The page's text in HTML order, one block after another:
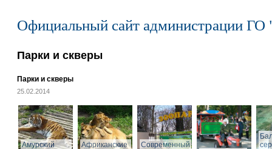
Официальный сайт администрации ГО
Парки и скверы
Парки и скверы
25.02.2014
Амурский
Африканские
Современный